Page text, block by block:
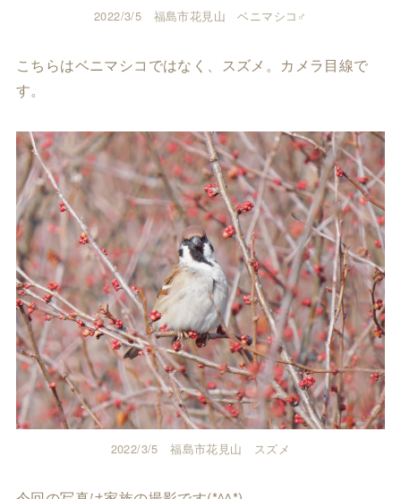
2022/3/5 福島市花見山 ベニマシコ♂
こちらはベニマシコではなく、スズメ。カメラ目線で
す。
2022/3/5 福島市花見山 スズメ